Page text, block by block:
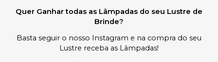
Quer Ganhar todas as Lâmpadas do seu Lustre de
Brinde?
Basta seguir o nosso Instagram e na compra do seu
Lustre receba as Lâmpadas!